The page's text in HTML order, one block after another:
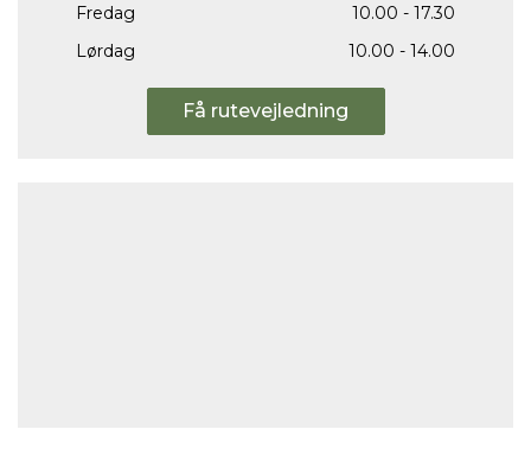
Fredag
10.00 - 17.30
Lørdag
10.00 - 14.00
Få rutevejledning